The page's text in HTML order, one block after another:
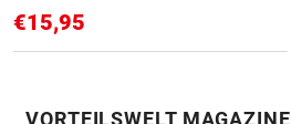
€15,95
VORTEILSWELT MAGAZINE